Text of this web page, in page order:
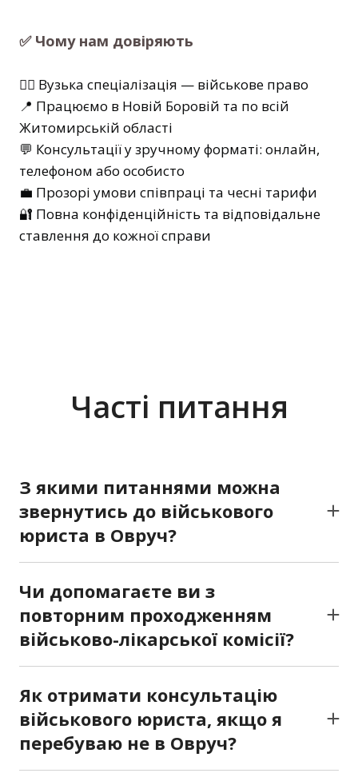
✅ Чому нам довіряють
👨‍⚖️ Вузька спеціалізація — військове право
📍 Працюємо в Новій Боровій та по всій
Житомирській області
💬 Консультації у зручному форматі: онлайн,
телефоном або особисто
💼 Прозорі умови співпраці та чесні тарифи
🔐 Повна конфіденційність та відповідальне
ставлення до кожної справи
Часті питання
З якими питаннями можна
звернутись до військового
юриста в Овруч?
Ми надаємо правову допомогу у випадках
відмови у звільненні за станом здоров’я,
проблем з оформленням статусу УБД,
затримки виплат чи пільг для
військовослужбовців.
Чи допомагаєте ви з
повторним проходженням
військово-лікарської комісії?
Так. Ми організовуємо юридичний супровід
медичних питань, допомагаємо отримати
направлення на повторне обстеження і
супроводжуємо клієнта на кожному етапі.
Як отримати консультацію
військового юриста, якщо я
перебуваю не в Овруч?
Ми працюємо з клієнтами по всій Україні.